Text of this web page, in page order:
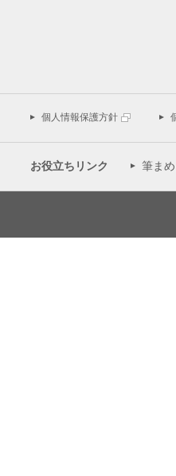
個人情報保護方針
お役立ちリンク 筆ま